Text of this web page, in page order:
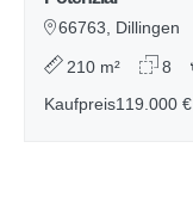
66763, Dillingen
210 m² 8
Kaufpreis119.000 €